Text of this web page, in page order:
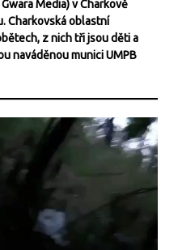
Media) v Charkově
Charkovská oblastní
z nich tři jsou děti a
naváděnou munici UMPB